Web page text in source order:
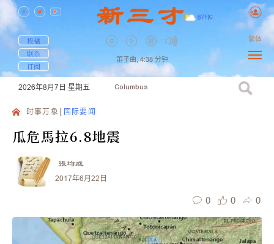
87F| C
投稿
联系
订阅
笛子曲, 4:38 分钟
繁体
2026年8月7日 星期五 Columbus
时事万象 国际要闻
瓜危馬拉6.8地震
張均威
2017年6月22日
0 0 0